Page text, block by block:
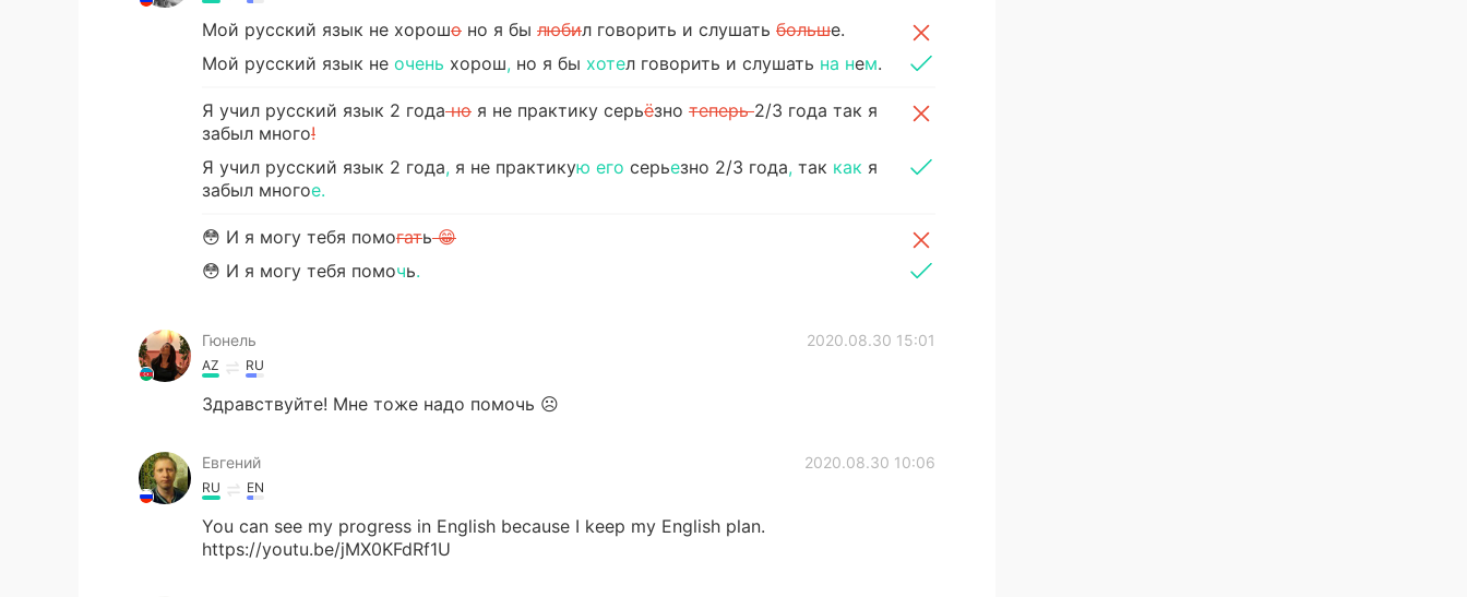
Мой русский язык не хорошо но я бы любил говорить и слушать больше.
Мой русский язык не очень хорош, но я бы хотел говорить и слушать на нем.
Я учил русский язык 2 годано я не практику серьёзно теперь2/3 года так я
забыл много!
Я учил русский язык 2 года, я не практикую его серьезно 2/3 года, так как я
забыл многое.
😳 И я могу тебя помогать😁
😳 И я могу тебя помочь.
Гюнель 2020.08.30 15:01
AZ RU
Здравствуйте! Мне тоже надо помочь ☹️
Евгений 2020.08.30 10:06
RU EN
You can see my progress in English because I keep my English plan.
https://youtu.be/jMX0KFdRf1U